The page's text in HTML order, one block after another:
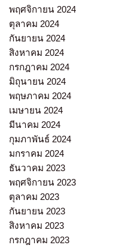
พฤศจิกายน 2024
ตุลาคม 2024
กันยายน 2024
สิงหาคม 2024
กรกฎาคม 2024
มิถุนายน 2024
พฤษภาคม 2024
เมษายน 2024
มีนาคม 2024
กุมภาพันธ์ 2024
มกราคม 2024
ธันวาคม 2023
พฤศจิกายน 2023
ตุลาคม 2023
กันยายน 2023
สิงหาคม 2023
กรกฎาคม 2023